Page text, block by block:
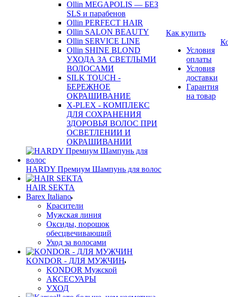
Ollin MEGAPOLIS — БЕЗ
SLS и парабенов
Ollin PERFECT HAIR
Ollin SALON BEAUTY
Ollin SERVICE LINE
Ollin SHINE BLOND
УХОДА ЗА СВЕТЛЫМИ
ВОЛОСАМИ
SILK TOUCH -
БЕРЕЖНОЕ
ОКРАШИВАНИЕ
X-PLEX - КОМПЛЕКС
ДЛЯ СОХРАНЕНИЯ
ЗДОРОВЬЯ ВОЛОС ПРИ
ОСВЕТЛЕНИИ И
ОКРАШИВАНИИ
HARDY Премиум Шампунь для волос
HAIR SEKTA
Barex Italiano
Красители
Мужская линия
Оксиды, порошок
обесцвечивающий
Уход за волосами
KONDOR - ДЛЯ МУЖЧИН
KONDOR Мужской
АКСЕСУАРЫ
УХОД
Как купить
Условия
оплаты
Условия
доставки
Гарантия
на товар